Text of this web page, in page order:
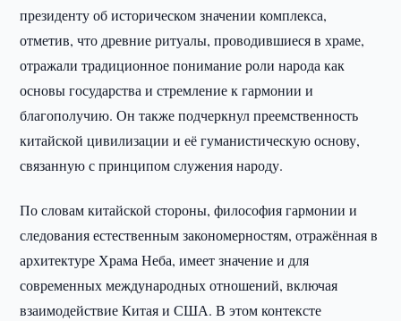
президенту об историческом значении комплекса,
отметив, что древние ритуалы, проводившиеся в храме,
отражали традиционное понимание роли народа как
основы государства и стремление к гармонии и
благополучию. Он также подчеркнул преемственность
китайской цивилизации и её гуманистическую основу,
связанную с принципом служения народу.
По словам китайской стороны, философия гармонии и
следования естественным закономерностям, отражённая в
архитектуре Храма Неба, имеет значение и для
современных международных отношений, включая
взаимодействие Китая и США. В этом контексте